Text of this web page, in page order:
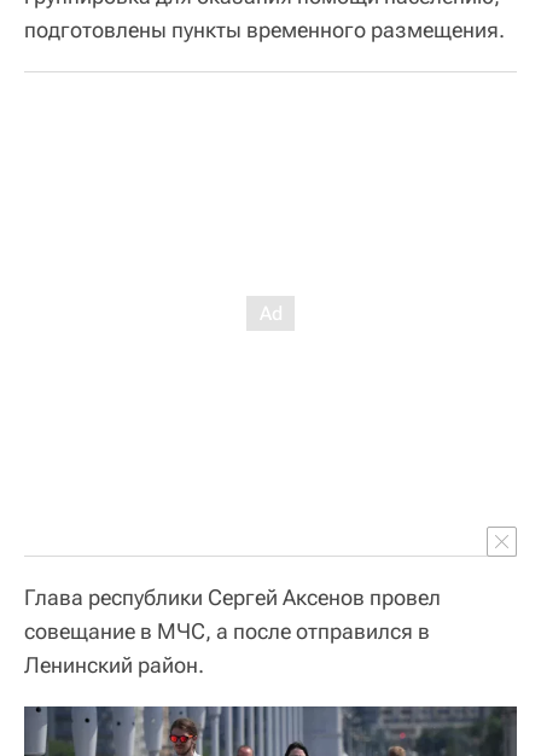
подготовлены пункты временного размещения.
Глава республики Сергей Аксенов провел
совещание в МЧС, а после отправился в
Ленинский район.